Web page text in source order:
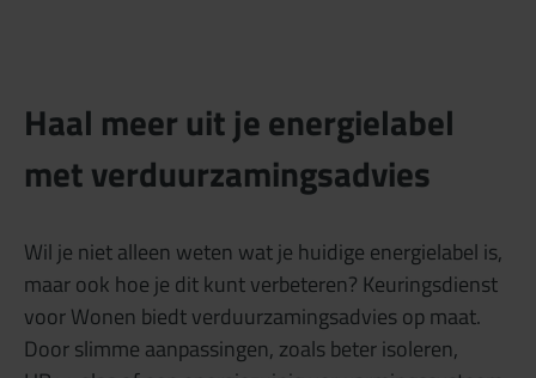
Haal meer uit je energielabel
met verduurzamingsadvies
Wil je niet alleen weten wat je huidige energielabel is,
maar ook hoe je dit kunt verbeteren? Keuringsdienst
voor Wonen biedt verduurzamingsadvies op maat.
Door slimme aanpassingen, zoals beter isoleren,